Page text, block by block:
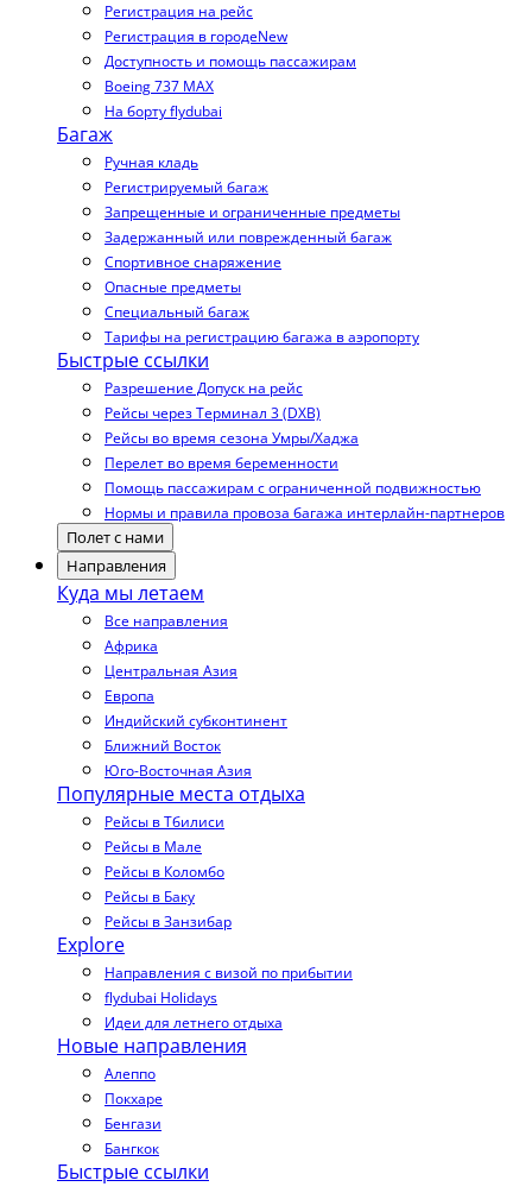
Регистрация на рейс
Регистрация в городеNew
Доступность и помощь пассажирам
Boeing 737 MAX
На борту flydubai
Багаж
Ручная кладь
Регистрируемый багаж
Запрещенные и ограниченные предметы
Задержанный или поврежденный багаж
Спортивное снаряжение
Опасные предметы
Специальный багаж
Тарифы на регистрацию багажа в аэропорту
Быстрые ссылки
Разрешение Допуск на рейс
Рейсы через Терминал 3 (DXB)
Рейсы во время сезона Умры/Хаджа
Перелет во время беременности
Помощь пассажирам с ограниченной подвижностью
Нормы и правила провоза багажа интерлайн-партнеров
Полет с нами
Направления
Куда мы летаем
Все направления
Африка
Центральная Азия
Европа
Индийский субконтинент
Ближний Восток
Юго-Восточная Азия
Популярные места отдыха
Рейсы в Тбилиси
Рейсы в Мале
Рейсы в Коломбо
Рейсы в Баку
Рейсы в Занзибар
Explore
Направления с визой по прибытии
flydubai Holidays
Идеи для летнего отдыха
Новые направления
Алеппо
Покхаре
Бенгази
Бангкок
Быстрые ссылки